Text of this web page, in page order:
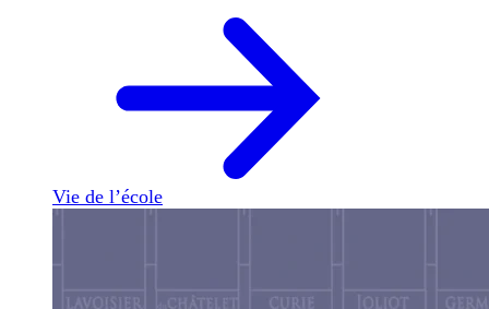
Vie de l’école